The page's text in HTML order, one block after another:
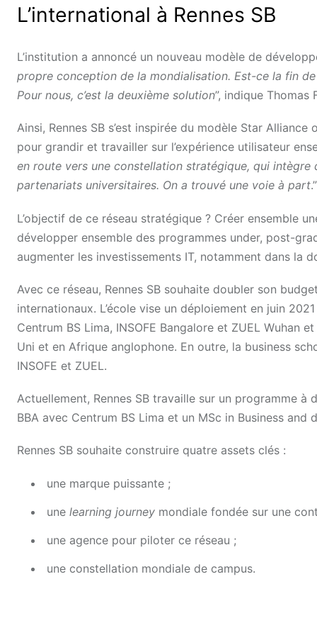
L’international à Rennes SB
L’institution a annoncé un nouveau modèle de
propre conception de la mondialisation. Est-ce la fin
Pour nous, c’est la deuxième solution”, indique Thomas
Ainsi, Rennes SB s’est inspirée du modèle Star
pour grandir et travailler sur l’expérience utilisateur
en route vers une constellation stratégique, qui intègre
partenariats universitaires. On a trouvé une voie à part.”
L’objectif de ce réseau stratégique ? Créer ensemble
développer ensemble des programmes under, post-
augmenter les investissements IT, notamment dans la
Avec ce réseau, Rennes SB souhaite doubler son
internationaux. L’école vise un déploiement en juin
Centrum BS Lima, INSOFE Bangalore et ZUEL Wuhan
Uni et en Afrique anglophone. En outre, la business
INSOFE et ZUEL.
Actuellement, Rennes SB travaille sur un programme à
BBA avec Centrum BS Lima et un MSc in Business and
Rennes SB souhaite construire quatre assets clés :
une marque puissante ;
une learning journey mondiale fondée sur une
une agence pour piloter ce réseau ;
une constellation mondiale de campus.